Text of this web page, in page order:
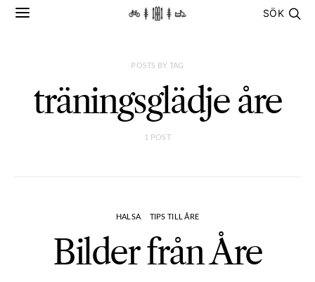
SÖK
POSTS BY TAG
träningsglädje åre
1 POST
HALSA TIPS TILL ÅRE
Bilder från Åre